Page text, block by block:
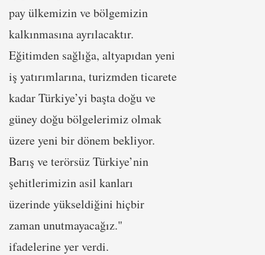
pay ülkemizin ve bölgemizin
kalkınmasına ayrılacaktır.
Eğitimden sağlığa, altyapıdan yeni
iş yatırımlarına, turizmden ticarete
kadar Türkiye’yi başta doğu ve
güney doğu bölgelerimiz olmak
üzere yeni bir dönem bekliyor.
Barış ve terörsüz Türkiye’nin
şehitlerimizin asil kanları
üzerinde yükseldiğini hiçbir
zaman unutmayacağız."
ifadelerine yer verdi.